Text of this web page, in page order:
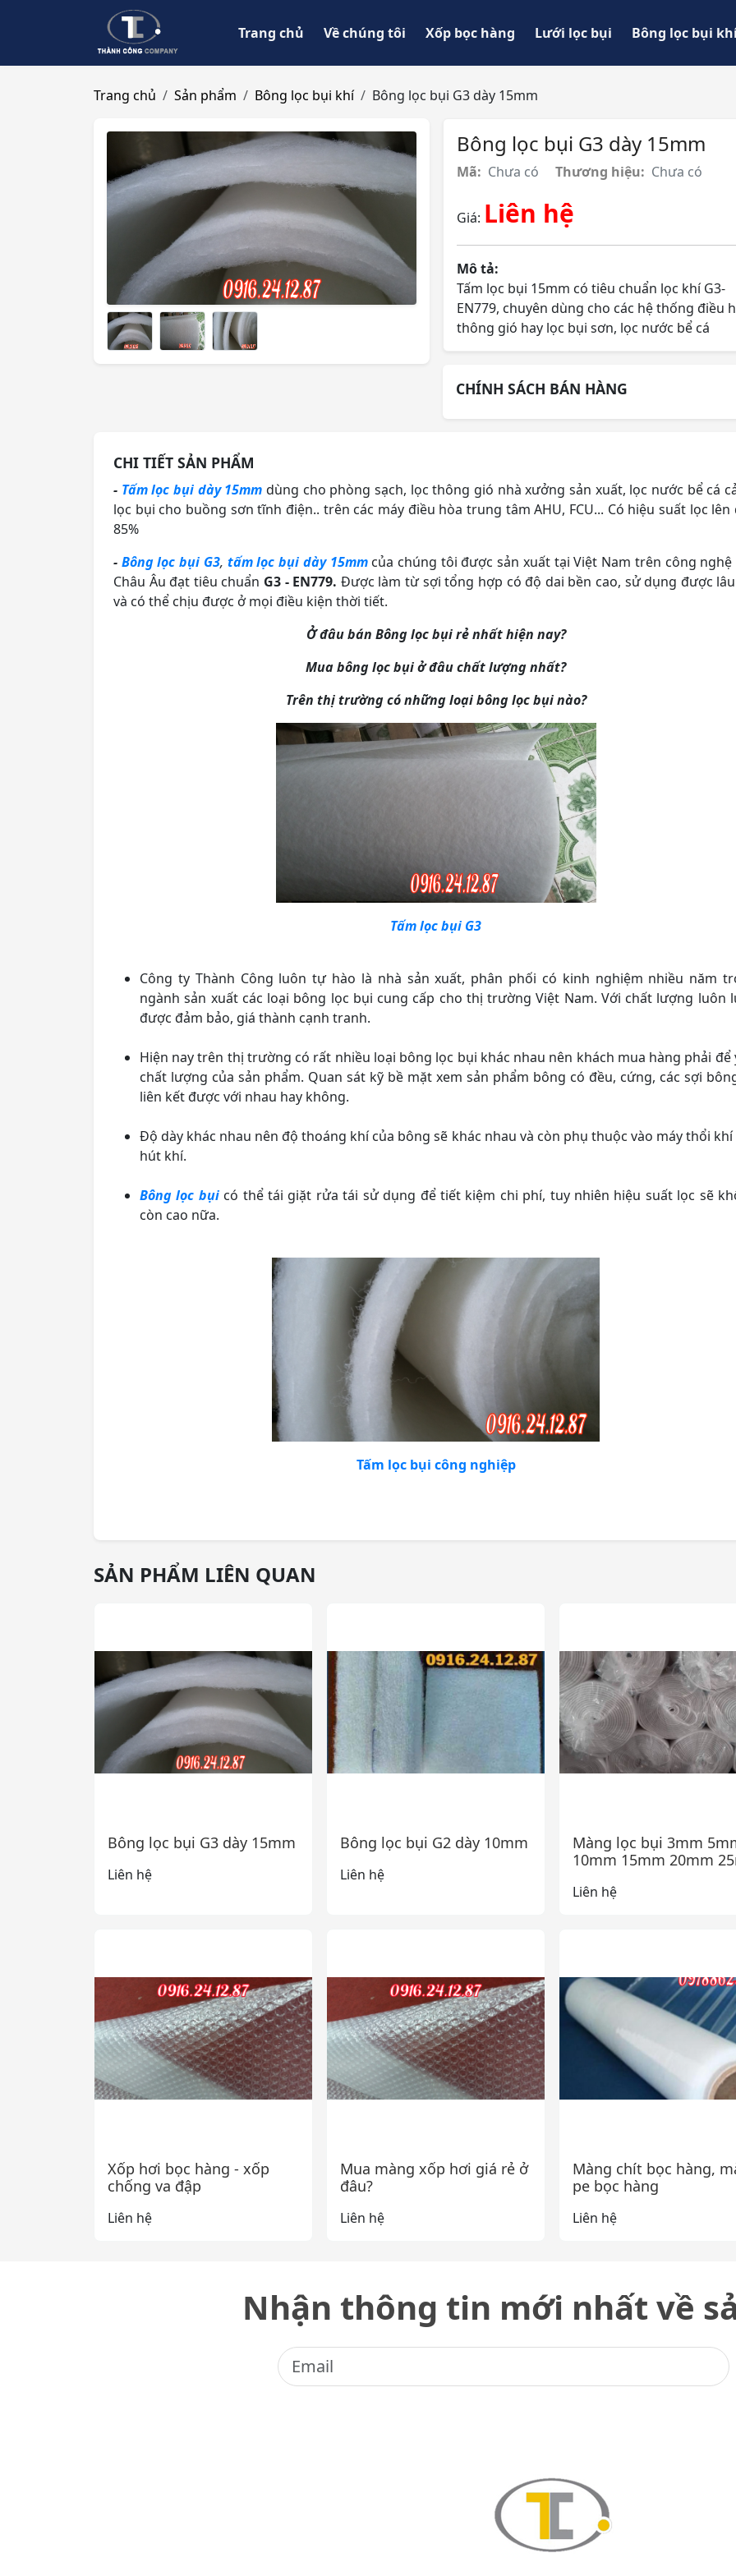
Trang chủ Về chúng tôi Xốp bọc hàng Lưới lọc bụi Bông lọc bụi
Trang chủ Sản phẩm Bông lọc bụi khí Bông lọc bụi G3 dày 15mm
Bông lọc bụi G3 dày 15mm
Mã: Chưa có Thương hiệu: Chưa có
Giá: Liên hệ
Mô tả:
Tấm lọc bụi 15mm có tiêu chuẩn lọc khí G3-
EN779, chuyên dùng cho các hệ thống điều
thông gió hay lọc bụi sơn, lọc nước bể cá
CHÍNH SÁCH BÁN HÀNG
CHI TIẾT SẢN PHẨM
- Tấm lọc bụi dày 15mm dùng cho phòng sạch, lọc thông gió nhà xưởng sản xuất, lọc nước bể cá
lọc bụi cho buồng sơn tĩnh điện.. trên các máy điều hòa trung tâm AHU, FCU... Có hiệu suất lọc lên
85%
- Bông lọc bụi G3, tấm lọc bụi dày 15mmcủa chúng tôi được sản xuất tại Việt Nam trên công nghệ
Châu Âu đạt tiêu chuẩn G3 - EN779. Được làm từ sợi tổng hợp có độ dai bền cao, sử dụng được
và có thể chịu được ở mọi điều kiện thời tiết.
Ở đâu bán Bông lọc bụi rẻ nhất hiện nay?
Mua bông lọc bụi ở đâu chất lượng nhất?
Trên thị trường có những loại bông lọc bụi nào?
Tấm lọc bụi G3
Công ty Thành Công luôn tự hào là nhà sản xuất, phân phối có kinh nghiệm nhiều năm
ngành sản xuất các loại bông lọc bụi cung cấp cho thị trường Việt Nam. Với chất lượng luôn
được đảm bảo, giá thành cạnh tranh.
Hiện nay trên thị trường có rất nhiều loại bông lọc bụi khác nhau nên khách mua hàng phải để
chất lượng của sản phẩm. Quan sát kỹ bề mặt xem sản phẩm bông có đều, cứng, các sợi
liên kết được với nhau hay không.
Độ dày khác nhau nên độ thoáng khí của bông sẽ khác nhau và còn phụ thuộc vào máy thổi khí
hút khí.
Bông lọc bụicó thể tái giặt rửa tái sử dụng để tiết kiệm chi phí, tuy nhiên hiệu suất lọc sẽ
còn cao nữa.
Tấm lọc bụi công nghiệp
SẢN PHẨM LIÊN QUAN
Bông lọc bụi G3 dày 15mm
Liên hệ
Bông lọc bụi G2 dày 10mm
Liên hệ
Màng lọc bụi 3mm
10mm 15mm 20mm
Liên hệ
Xốp hơi bọc hàng - xốp
chống va đập
Liên hệ
Mua màng xốp hơi giá rẻ ở
đâu?
Liên hệ
Màng chít bọc hàng,
pe bọc hàng
Liên hệ
Nhận thông tin mới nhất về